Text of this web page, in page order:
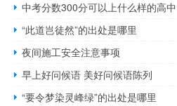
中考分数300分可以上什么样的高中
“此道岂徒然”的出处是哪里
夜间施工安全注意事项
早上好问候语 美好问候语陈列
“要令梦染灵峰绿”的出处是哪里